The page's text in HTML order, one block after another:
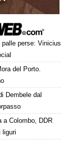
perse: Vinicius
del Porto.
Dembele dal
a Colombo, DDR
liguri